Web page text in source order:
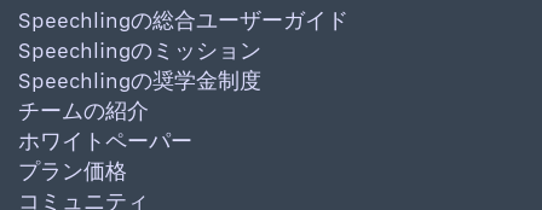
Speechlingの総合ユーザーガイド
Speechlingのミッション
Speechlingの奨学金制度
チームの紹介
ホワイトペーパー
プラン価格
コミュニティ